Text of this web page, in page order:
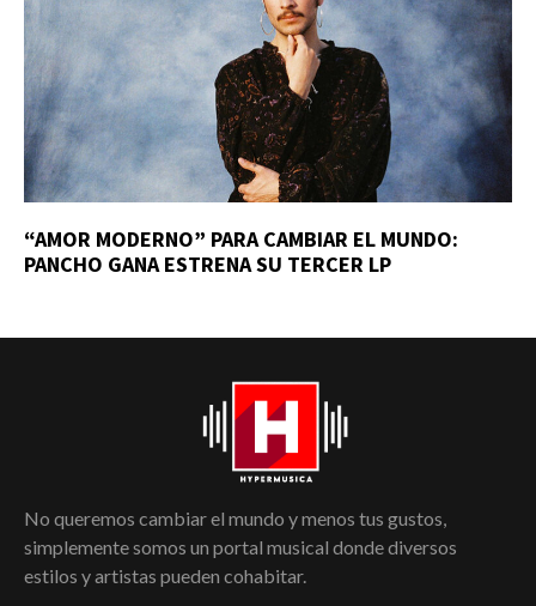
“AMOR MODERNO” PARA CAMBIAR EL MUNDO:
PANCHO GANA ESTRENA SU TERCER LP
No queremos cambiar el mundo y menos tus gustos,
simplemente somos un portal musical donde diversos
estilos y artistas pueden cohabitar.